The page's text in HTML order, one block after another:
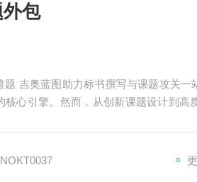
包
题 吉奥蓝图助力标书撰写与课题攻关
核心引擎。然而，从创新课题设计到高
临三大难题：创新方向模糊、技术实
科研平台与十年深耕经验，推出"机制
落地的完整解决方案。